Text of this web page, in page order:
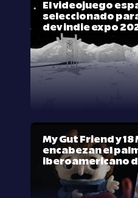
El videojuego
seleccionado
dev indie expo
My Gut Friend y
encabezan el
iberoamericano